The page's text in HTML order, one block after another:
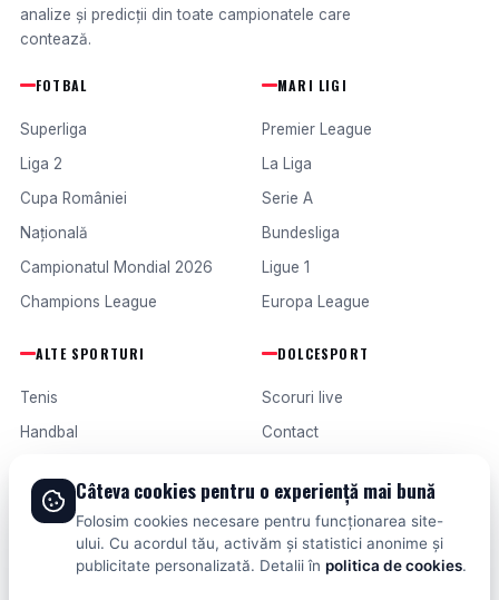
analize și predicții din toate campionatele care
contează.
FOTBAL
Superliga
Liga 2
Cupa României
Națională
Campionatul Mondial 2026
Champions League
MARI LIGI
Premier League
La Liga
Serie A
Bundesliga
Ligue 1
Europa League
ALTE SPORTURI
Tenis
Handbal
Formula 1
Fotbal intern
Fotbal extern
DOLCESPORT
Scoruri live
Contact
Termeni și condiții
Câteva cookies pentru o experiență mai bună
Folosim cookies necesare pentru funcționarea site-
ului. Cu acordul tău, activăm și statistici anonime și
publicitate personalizată. Detalii în politica de cookies.